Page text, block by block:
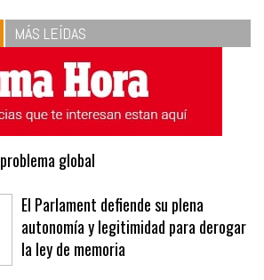
MÁS LEÍDAS
global
El Parlament defiende su plena
autonomía y legitimidad para derogar
la ley de memoria